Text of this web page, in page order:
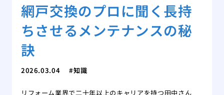
網戸交換のプロに聞く長持
ちさせるメンテナンスの秘
訣
2026.03.04 知識
リフォーム業界で二十年以上のキャリアを持つ田中さん